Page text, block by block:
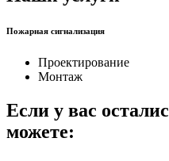
Пожарная сигнализация
Проектирование
Монтаж
Если у вас
можете: